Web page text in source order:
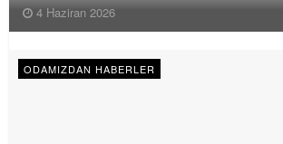
4 Haziran 2026
ODAMIZDAN HABERLER